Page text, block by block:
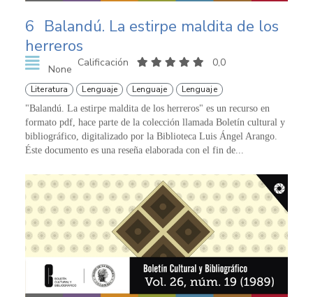
6 Balandú. La estirpe maldita de los
herreros
None
Calificación 0,0
Literatura Lenguaje Lenguaje Lenguaje
"Balandú. La estirpe maldita de los herreros" es un recurso en
formato pdf, hace parte de la colección llamada Boletín cultural y
bibliográfico, digitalizado por la Biblioteca Luis Ángel Arango.
Éste documento es una reseña elaborada con el fin de...